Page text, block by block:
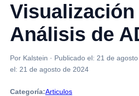
Visualización
Análisis de
Por Kalstein · Publicado el: 21 de
el: 21 de agosto de 2024
Categoría:Articulos